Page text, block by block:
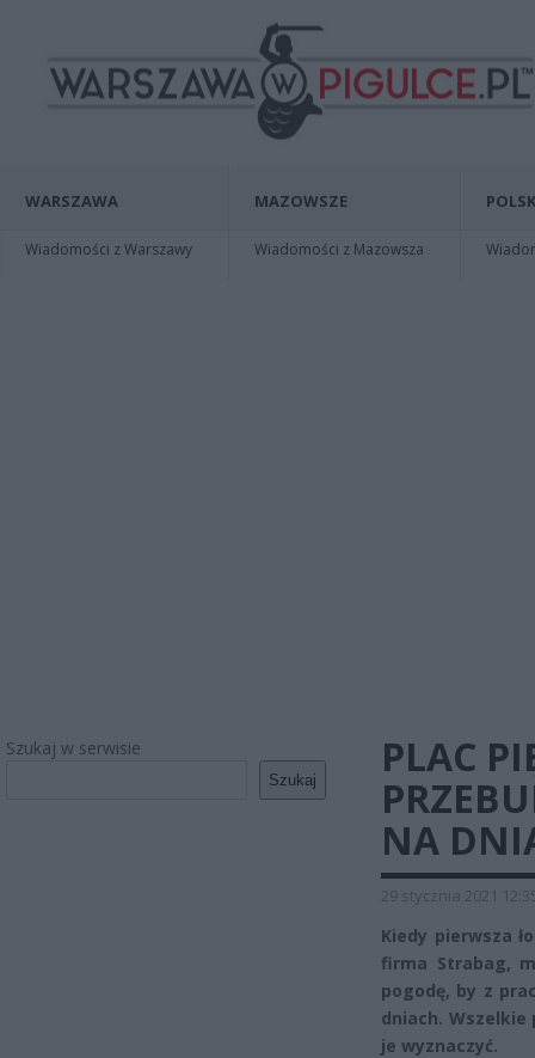
WARSZAWA
Wiadomości z Warszawy
MAZOWSZE
Wiadomości z Mazowsza
Szukaj w serwisie
Szukaj
PLAC
NA
29 stycznia 2021
Kiedy pierwsza
firma Strabag,
pogodę, by z
dniach. Wszelkie
je wyznaczyć.